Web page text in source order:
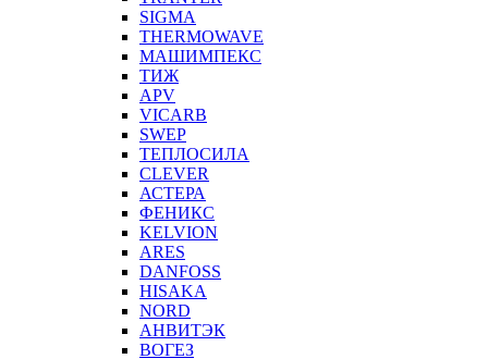
SIGMA
THERMOWAVE
МАШИМПЕКС
ТИЖ
APV
VICARB
SWEP
ТЕПЛОСИЛА
CLEVER
АСТЕРА
ФЕНИКС
KELVION
ARES
DANFOSS
HISAKA
NORD
АНВИТЭК
ВОГЕЗ